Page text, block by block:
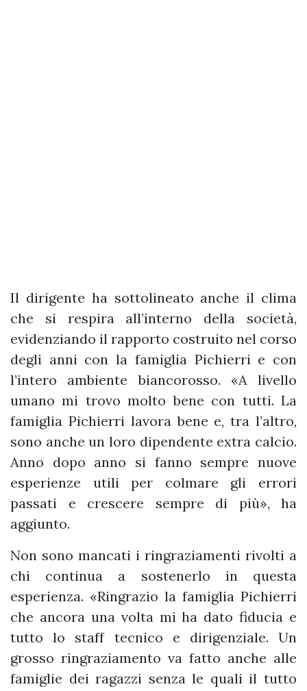
Il dirigente ha sottolineato anche il clima
che si respira all’interno della società,
evidenziando il rapporto costruito nel corso
degli anni con la famiglia Pichierri e con
l’intero ambiente biancorosso. «A livello
umano mi trovo molto bene con tutti. La
famiglia Pichierri lavora bene e, tra l’altro,
sono anche un loro dipendente extra calcio.
Anno dopo anno si fanno sempre nuove
esperienze utili per colmare gli errori
passati e crescere sempre di più», ha
aggiunto.
Non sono mancati i ringraziamenti rivolti a
chi continua a sostenerlo in questa
esperienza. «Ringrazio la famiglia Pichierri
che ancora una volta mi ha dato fiducia e
tutto lo staff tecnico e dirigenziale. Un
grosso ringraziamento va fatto anche alle
famiglie dei ragazzi senza le quali il tutto